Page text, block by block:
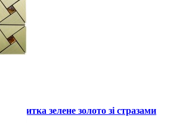
плитка зелене золото зі стразами